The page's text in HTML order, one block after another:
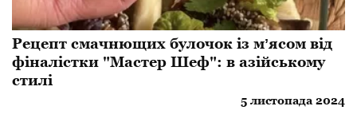
Рецепт смачнющих булочок із мʼясом від
фіналістки "Мастер Шеф": в азійському
стилі
5 листопада 2024